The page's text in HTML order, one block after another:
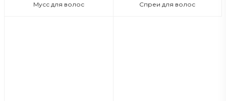
Мусс для волос Спреи для волос